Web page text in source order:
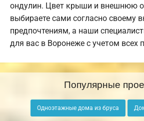
ондулин. Цвет крыши и внешнюю
выбираете сами согласно своему
предпочтениям, а наши
для вас в Воронеже с учетом всех
Популярные
Одноэтажные дома из бруса